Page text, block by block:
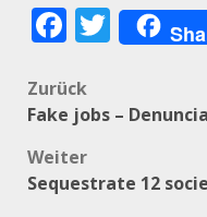
Zurück
Fake jobs –
Weiter
Sequestrate 12